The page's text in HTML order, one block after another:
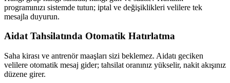
programınızı sistemde tutun; iptal ve değişiklikleri velilere tek
mesajla duyurun.
Aidat Tahsilatında Otomatik Hatırlatma
Saha kirası ve antrenör maaşları sizi beklemez. Aidatı geciken
velilere otomatik mesaj gider; tahsilat oranınız yükselir, nakit akışınız
düzene girer.